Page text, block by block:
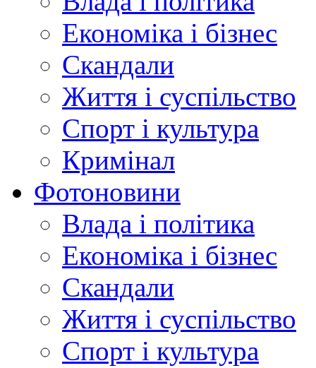
Економіка і бізнес
Скандали
Життя і суспільство
Спорт і культура
Кримінал
Фотоновини
Влада і політика
Економіка і бізнес
Скандали
Життя і суспільство
Спорт і культура